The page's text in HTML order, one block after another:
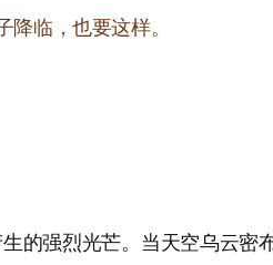
临，也要这样。
的强烈光芒。当天空乌云密